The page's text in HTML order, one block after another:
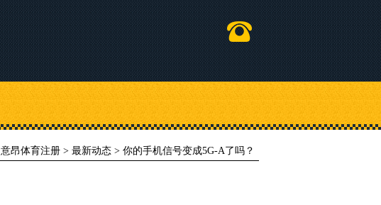
意昂体育注册 > 最新动态 > 你的手机信号变成5G-A了吗？